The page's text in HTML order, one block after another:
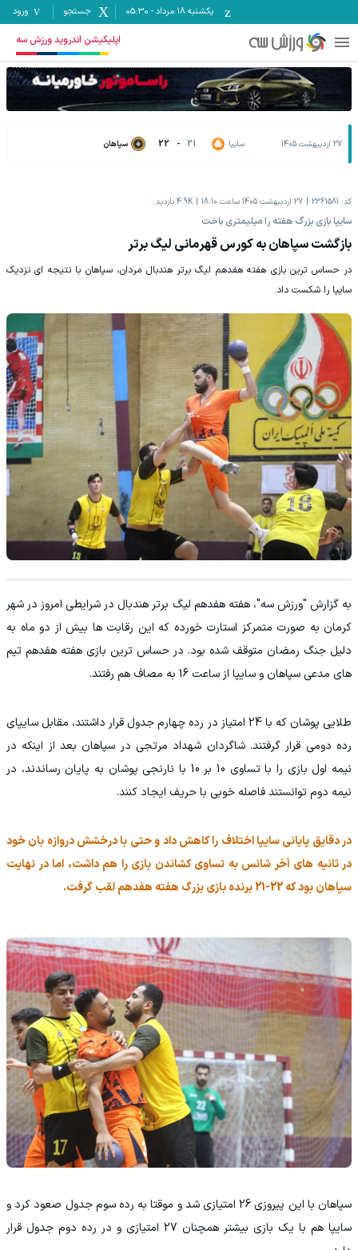
یکشنبه ۱۸ مرداد -
05:30 جستجو ورود
اپلیکیشن اندروید ورزش سه
27 اردیبهشت 1405 سایپا 21
-
22 سپاهان
کد: 2361581 27 اردیبهشت 1405 ساعت 18:10 4.9K بازدید
سایپا بازی بزرگ هفته را میلیمتری باخت
بازگشت سپاهان به کورس قهرمانی لیگ برتر
در حساس ترین بازی هفته هفدهم لیگ برتر هندبال مردان، سپاهان با نتیجه ای نزدیک
سایپا را شکست داد.
به گزارش "ورزش سه"، هفته هفدهم لیگ برتر هندبال در شرایطی امروز در شهر
کرمان به صورت متمرکز استارت خورده که این رقابت ها بیش از دو ماه به
دلیل جنگ رمضان متوقف شده بود. در حساس ترین بازی هفته هفدهم تیم
های مدعی سپاهان و سایپا از ساعت 16 به مصاف هم رفتند.
طلایی پوشان که با 24 امتیاز در رده چهارم جدول قرار داشتند، مقابل سایپای
رده دومی قرار گرفتند. شاگردان شهداد مرتجی در سپاهان بعد از اینکه در
نیمه اول بازی را با تساوی 10 بر 10 با نارنجی پوشان به پایان رساندند، در
نیمه دوم توانستند فاصله خوبی با حریف ایجاد کنند.
در دقایق پایانی سایپا اختلاف را کاهش داد و حتی با درخشش دروازه بان خود
در ثانیه های آخر شانس به تساوی کشاندن بازی را هم داشت، اما در نهایت
سپاهان بود که 22-21 برنده بازی بزرگ هفته هفدهم لقب گرفت.
سپاهان با این پیروزی 26 امتیازی شد و موقتا به رده سوم جدول صعود کرد و
سایپا هم با یک بازی بیشتر همچنان 27 امتیازی و در رده دوم جدول قرار